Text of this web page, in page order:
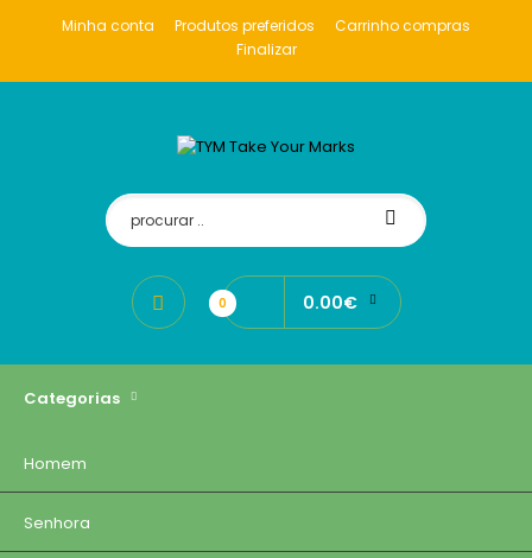
Minha conta Produtos preferidos
Carrinho compras
Finalizar
0 0.00€
Categorias
Homem
Senhora